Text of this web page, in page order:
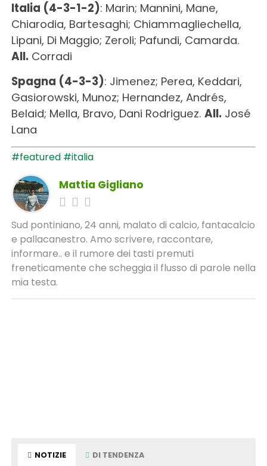
Italia (4-3-1-2): Marin; Mannini, Mane,
Chiarodia, Bartesaghi; Chiammagliechella,
Lipani, Di Maggio; Zeroli; Pafundi, Camarda.
All. Corradi
Spagna (4-3-3): Jimenez; Perea, Keddari,
Gasiorowski, Munoz; Hernandez, Andrés,
Belaid; Mella, Bravo, Dani Rodriguez. All. José
Lana
#featured #italia
Mattia Gigliano
Sud pontiniano, 24 anni, malato di calcio, fantacalcio
e pallacanestro. Amo scrivere, raccontare,
informare.. e il rumore dei tasti premuti
freneticamente che scheggia il flusso di parole nella
mia testa.
NOTIZIE DI TENDENZA